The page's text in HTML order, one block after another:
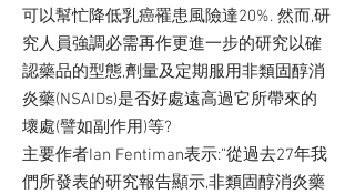
可以幫忙降低乳癌罹患風險達20%. 然而,研
究人員強調必需再作更進一步的研究以確
認藥品的型態,劑量及定期服用非類固醇消
炎藥(NSAIDs)是否好處遠高過它所帶來的
壞處(譬如副作用)等?
主要作者Ian Fentiman表示:”從過去27年我
們所發表的研究報告顯示,非類固醇消炎藥